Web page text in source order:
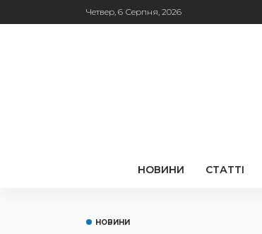
Четвер, 6 Серпня, 2026
НОВИНИ СТАТТІ
НОВИНИ